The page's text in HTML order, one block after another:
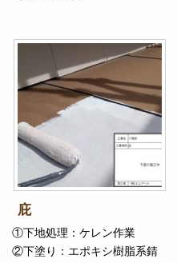
庇
①下地処理：ケレン作業
②下塗り：エポキシ樹脂系錆